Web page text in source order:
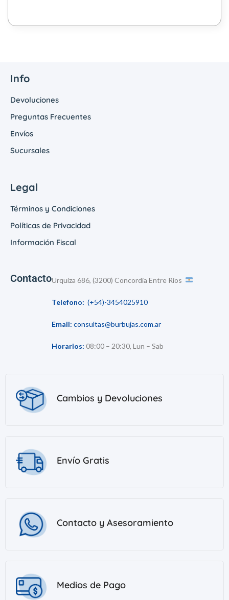
Info
Devoluciones
Preguntas Frecuentes
Envíos
Sucursales
Legal
Términos y Condiciones
Políticas de Privacidad
Información Fiscal
ContactoUrquiza 686, (3200) Concordia Entre Ríos
Telefono: (+54)-3454025910
Email: consultas@burbujas.com.ar
Horarios: 08:00 – 20:30, Lun – Sab
Cambios y Devoluciones
Envío Gratis
Contacto y Asesoramiento
Medios de Pago